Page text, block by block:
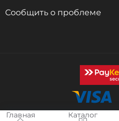
Сообщить о проблеме
Главная Каталог